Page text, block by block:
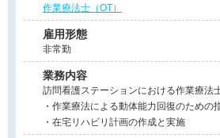
作業療法士（OT）
雇用形態
非常勤
業務内容
訪問看護ステーションにおける作業療法
・作業療法による動体能力回復のための
・在宅リハビリ計画の作成と実施